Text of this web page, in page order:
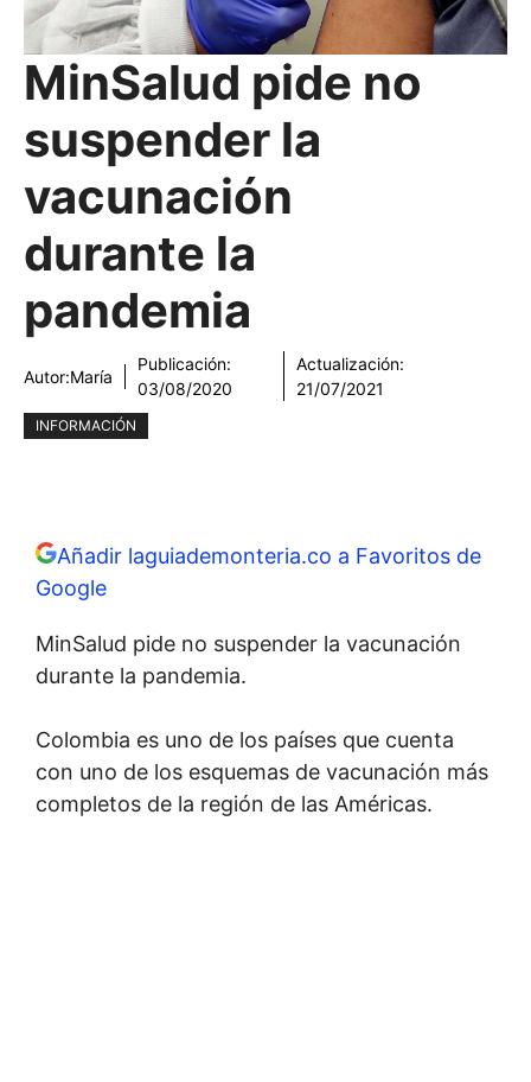
MinSalud pide no
suspender la
vacunación
durante la
pandemia
Autor:María
Publicación:
03/08/2020
Actualización:
21/07/2021
INFORMACIÓN
Añadir laguiademonteria.co a Favoritos de
Google
MinSalud pide no suspender la vacunación
durante la pandemia.
Colombia es uno de los países que cuenta
con uno de los esquemas de vacunación más
completos de la región de las Américas.